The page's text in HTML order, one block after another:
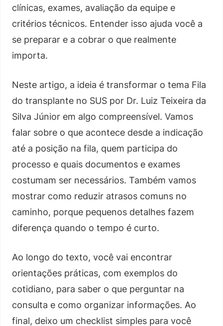
clínicas, exames, avaliação da equipe e
critérios técnicos. Entender isso ajuda você a
se preparar e a cobrar o que realmente
importa.
Neste artigo, a ideia é transformar o tema Fila
do transplante no SUS por Dr. Luiz Teixeira da
Silva Júnior em algo compreensível. Vamos
falar sobre o que acontece desde a indicação
até a posição na fila, quem participa do
processo e quais documentos e exames
costumam ser necessários. Também vamos
mostrar como reduzir atrasos comuns no
caminho, porque pequenos detalhes fazem
diferença quando o tempo é curto.
Ao longo do texto, você vai encontrar
orientações práticas, com exemplos do
cotidiano, para saber o que perguntar na
consulta e como organizar informações. Ao
final, deixo um checklist simples para você